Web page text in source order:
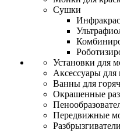
Сушки
Установки для
Аксессуары для
Ванны для
Окрашенные
Передвижные